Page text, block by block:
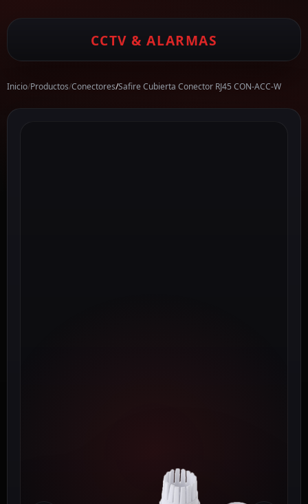
CCTV & ALARMAS
Inicio/Productos/Conectores/Safire Cubierta Conector RJ45 CON-ACC-W